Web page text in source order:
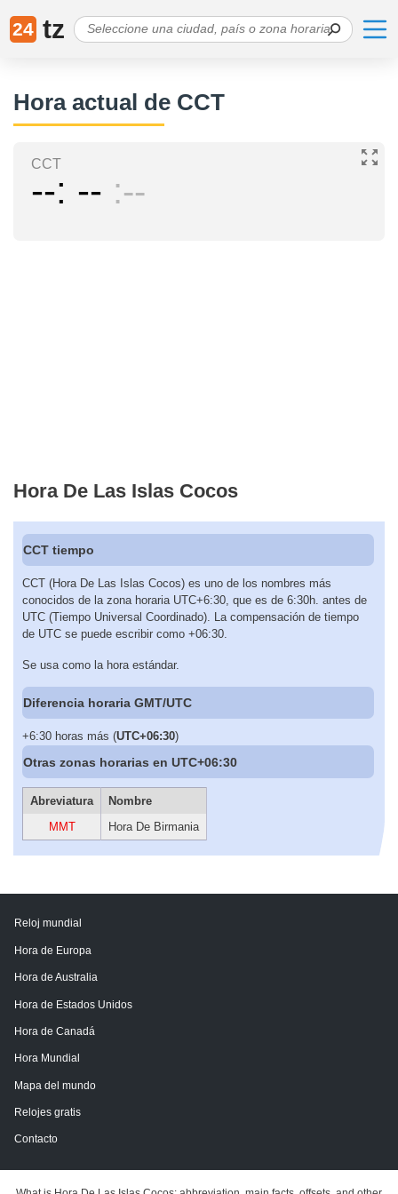
24 tz
Hora actual de CCT
CCT
-- -- --
Hora De Las Islas Cocos
CCT tiempo
CCT (Hora De Las Islas Cocos) es uno de los nombres más
conocidos de la zona horaria UTC+6:30, que es de 6:30h. antes de
UTC (Tiempo Universal Coordinado). La compensación de tiempo
de UTC se puede escribir como +06:30.
Se usa como la hora estándar.
Diferencia horaria GMT/UTC
+6:30 horas más (UTC+06:30)
Otras zonas horarias en UTC+06:30
Abreviatura
Nombre
MMT
Hora De Birmania
Reloj mundial
Hora de Europa
Hora de Australia
Hora de Estados Unidos
Hora de Canadá
Hora Mundial
Mapa del mundo
Relojes gratis
Contacto